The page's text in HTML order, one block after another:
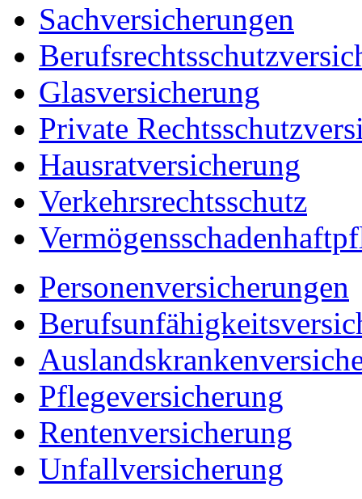
Sachversicherungen
Glasversicherung
Private
Hausratversicherung
Verkehrsrechtsschutz
Personenversicherungen
Pflegeversicherung
Rentenversicherung
Unfallversicherung